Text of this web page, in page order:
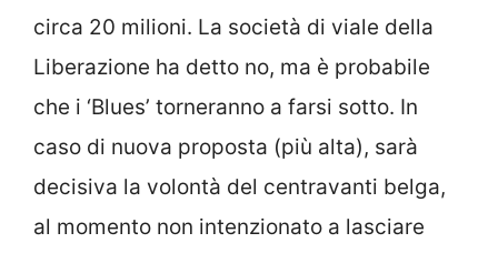
circa 20 milioni. La società di viale della
Liberazione ha detto no, ma è probabile
che i ‘Blues’ torneranno a farsi sotto. In
caso di nuova proposta (più alta), sarà
decisiva la volontà del centravanti belga,
al momento non intenzionato a lasciare